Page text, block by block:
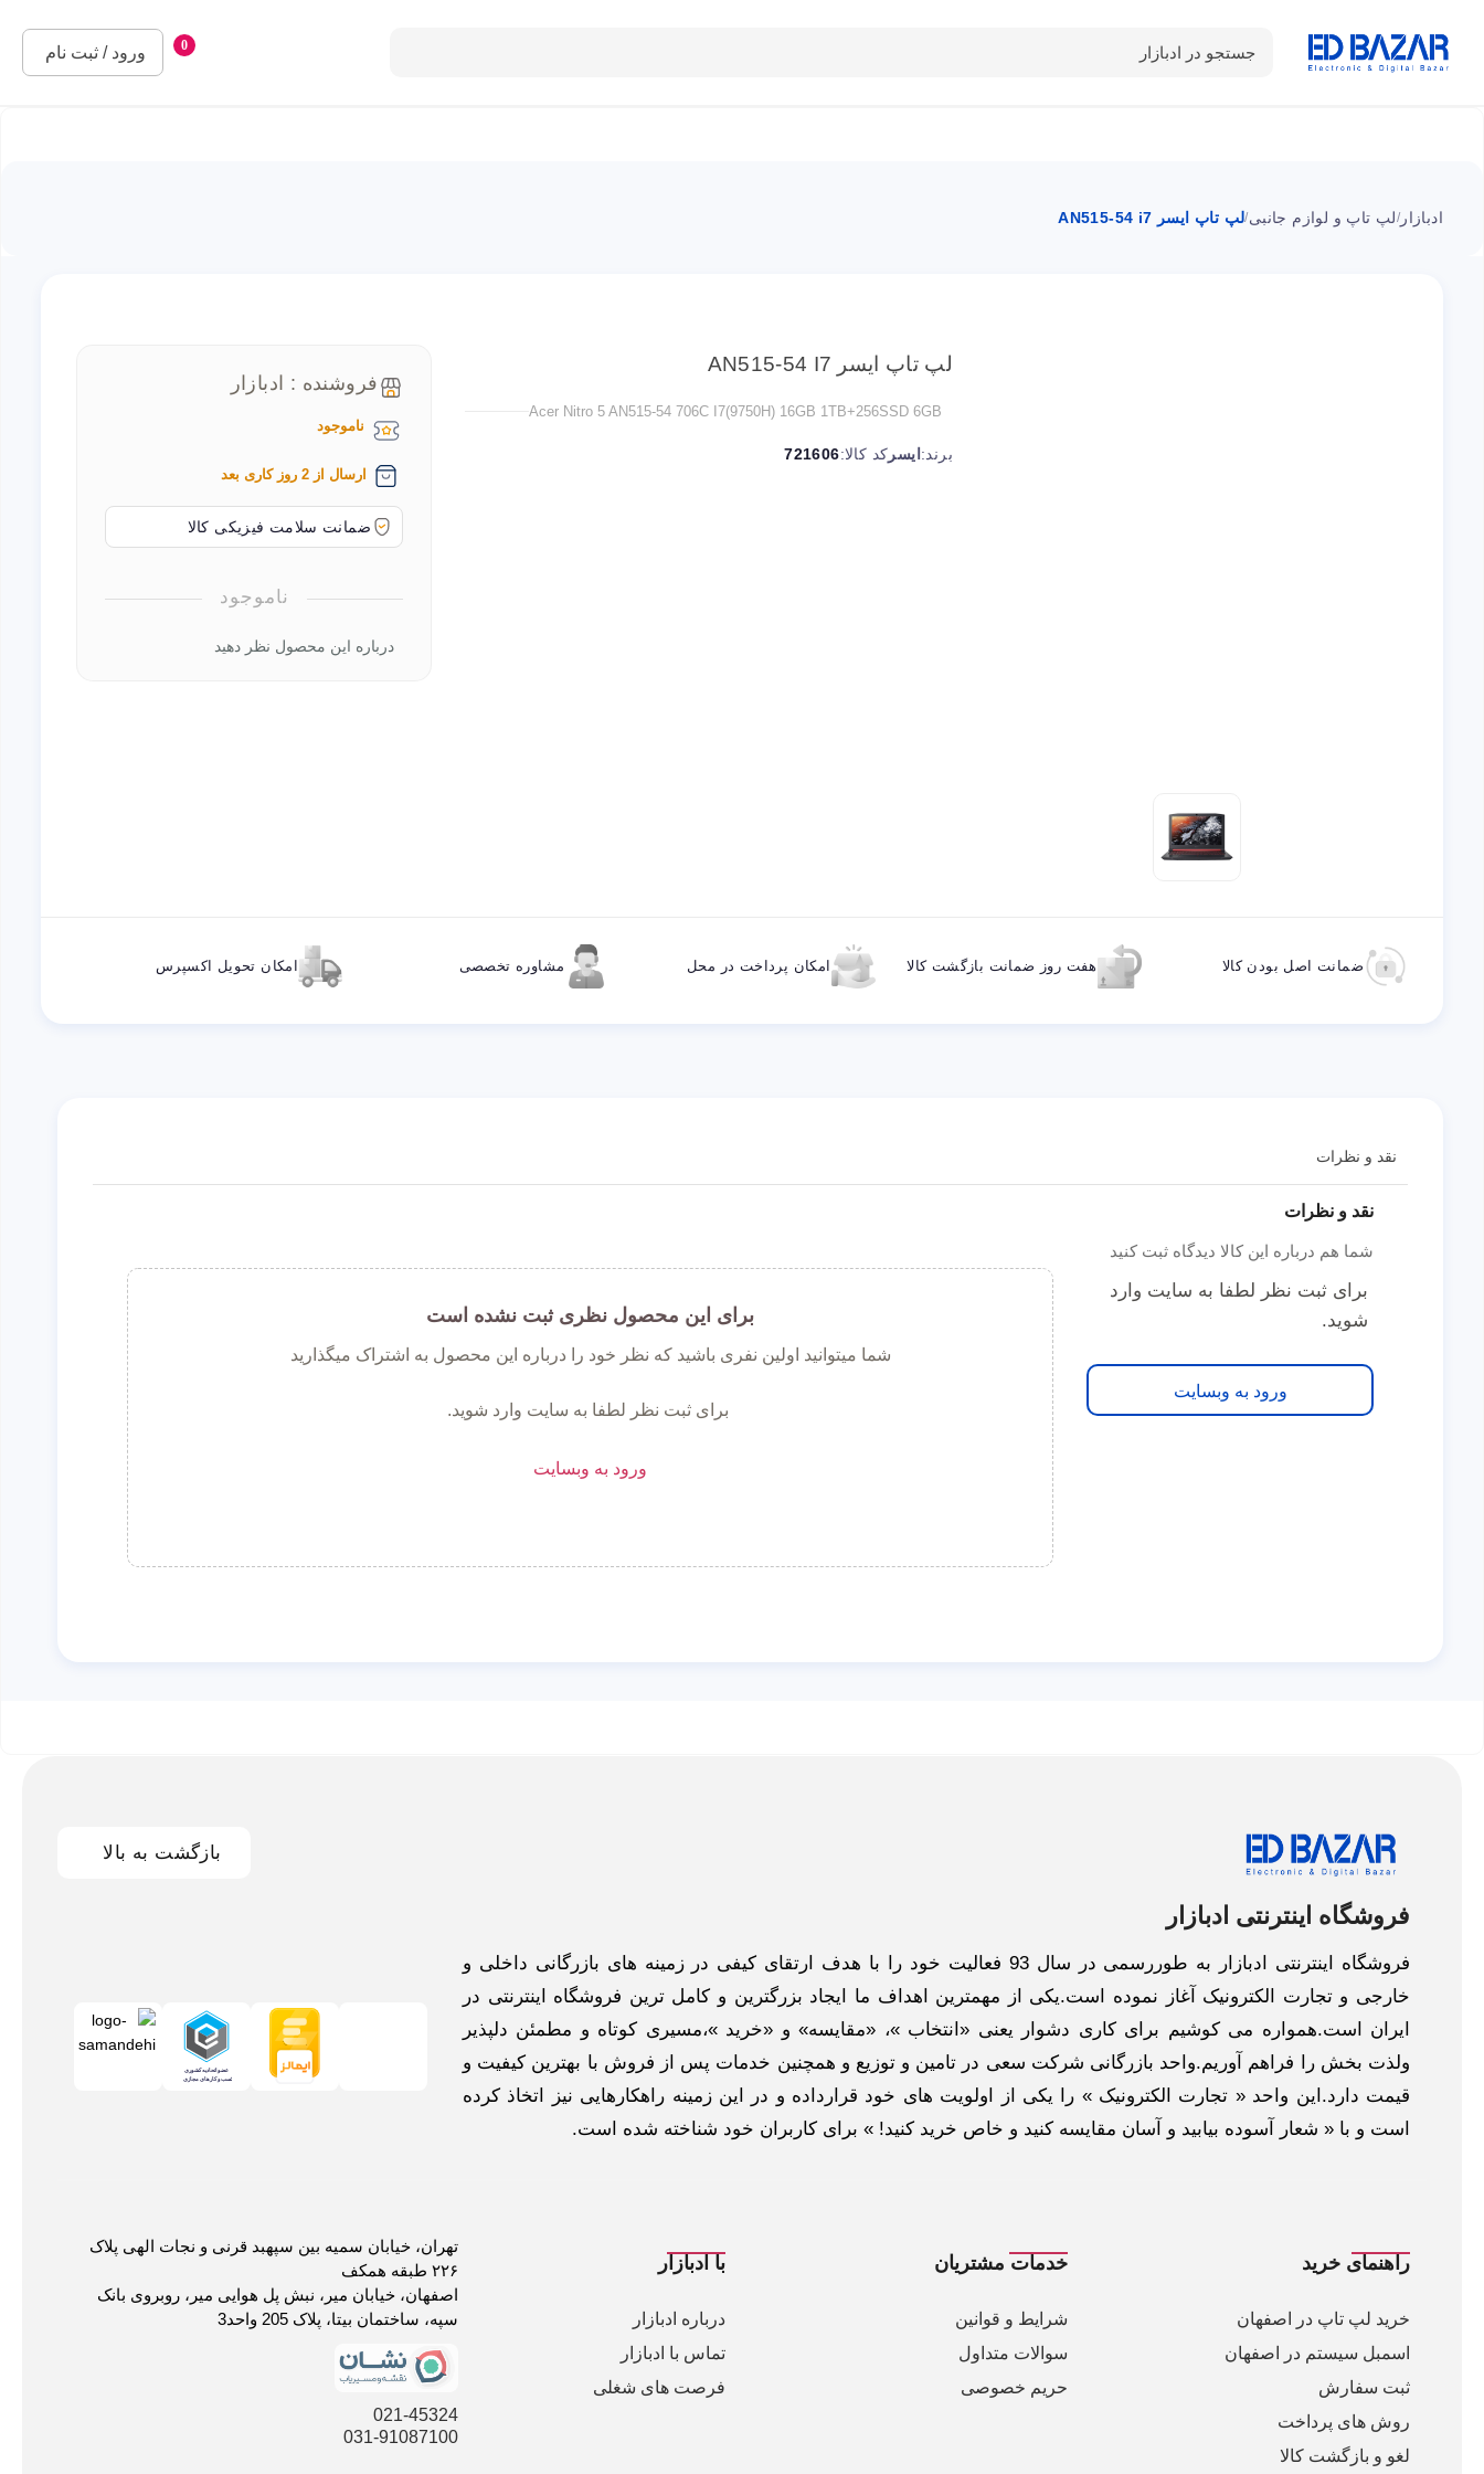
جستجو در ادبازار 0
ورود / ثبت نام
دسته بندی محصولات
ادبازار /لپ تاپ و لوازم جانبی/لپ تاپ ایسر AN515-54 i7
لپ تاپ ایسر AN515-54 I7
Acer Nitro 5 AN515-54 706C I7(9750H) 16GB 1TB+256SSD 6GB
برند: ایسر کد کالا:721606
فروشنده : ادبازار
ناموجود
ارسال از 2 روز کاری بعد
ضمانت سلامت فیزیکی کالا
ناموجود
درباره این محصول نظر دهید
ضمانت اصل بودن کالا هفت روز ضمانت بازگشت کالا امکان پرداخت در محل مشاوره تخصصی امکان تحویل اکسپرس
نقد و نظرات
نقد و نظرات
شما هم درباره این کالا دیدگاه ثبت کنید
برای ثبت نظر لطفا به سایت وارد
شوید.
ورود به وبسایت
برای این محصول نظری ثبت نشده است
شما میتوانید اولین نفری باشید که نظر خود را درباره این محصول به اشتراک میگذارید
برای ثبت نظر لطفا به سایت وارد شوید.
ورود به وبسایت
بازگشت به بالا
فروشگاه اینترنتی ادبازار
فروشگاه اینترنتی ادبازار به طوررسمی در سال 93 فعالیت خود را با هدف ارتقای کیفی در زمینه های بازرگانی داخلی و
خارجی و تجارت الکترونیک آغاز نموده است.یکی از مهمترین اهداف ما ایجاد بزرگترین و کامل ترین فروشگاه اینترنتی در
ایران است.همواره می کوشیم برای کاری دشوار یعنی «انتخاب »، «مقایسه» و «خرید »،مسیری کوتاه و مطمئن دلپذیر
ولذت بخش را فراهم آوریم.واحد بازرگانی شرکت سعی در تامین و توزیع و همچنین خدمات پس از فروش با بهترین کیفیت و
قیمت دارد.این واحد « تجارت الکترونیک » را یکی از اولویت های خود قرارداده و در این زمینه راهکارهایی نیز اتخاذ کرده
است و با « شعار آسوده بیابید و آسان مقایسه کنید و خاص خرید کنید! » برای کاربران خود شناخته شده است.
راهنمای خرید
خرید لپ تاپ در اصفهان
اسمبل سیستم در اصفهان
ثبت سفارش
روش های پرداخت
لغو و بازگشت کالا
خدمات مشتریان
شرایط و قوانین
سوالات متداول
حریم خصوصی
با ادبازار
درباره ادبازار
تماس با ادبازار
فرصت های شغلی
تهران، خیابان سمیه بین سپهبد قرنی و نجات الهی پلاک
۲۲۶ طبقه همکف
اصفهان، خیابان میر، نبش پل هوایی میر، روبروی بانک
سپه، ساختمان بیتا، پلاک 205 واحد3
021-45324
031-91087100